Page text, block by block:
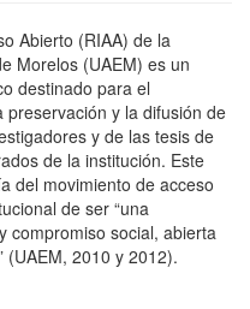
Abierto (RIAA) de la
Morelos (UAEM) es un
destinado para el
y la difusión de
y de las tesis de
de la institución. Este
del movimiento de acceso
de ser “una
compromiso social, abierta
(UAEM, 2010 y 2012).